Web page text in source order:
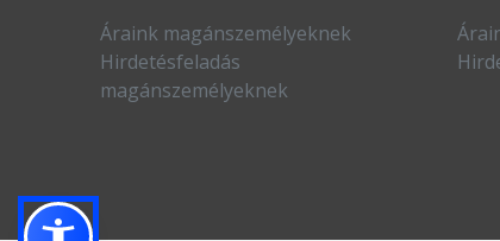
Áraink magánszemélyeknek
Hirdetésfeladás
magánszemélyeknek